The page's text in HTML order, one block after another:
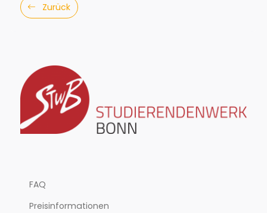
Zurück
FAQ
Preisinformationen